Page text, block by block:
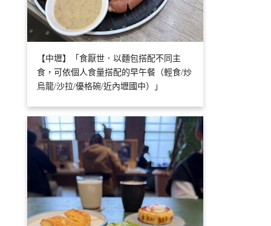
【中壢】「食厭世．以麵包搭配不同主
食，可依個人食量搭配的早午餐（輕食/炒
烏龍/沙拉/優格碗/近內壢國中）」